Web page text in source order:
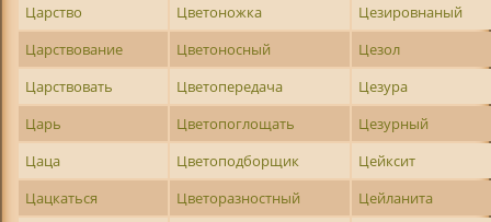
Царство
Цветоножка
Цезировнаный
Царствование
Цветоносный
Цезол
Царствовать
Цветопередача
Цезура
Царь
Цветопоглощать
Цезурный
Цаца
Цветоподборщик
Цейксит
Цацкаться
Цветоразностный
Цейланита